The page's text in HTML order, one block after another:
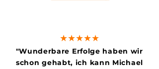
★★★★★
"Wunderbare Erfolge haben wir
schon gehabt, ich kann Michael